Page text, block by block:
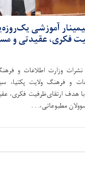
آموزشی
فکری، عقیدتی و
نشرات وزارت اطلاعات و
و فرهنگ ولایت پکتیا،
هدف ارتقای‌ظرفیت فکری،
مطبوعاتی،. . .